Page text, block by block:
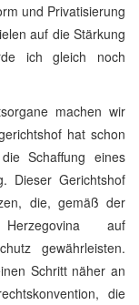
und Privatisierung
auf die Stärkung
ich gleich noch
machen wir
hat schon
Schaffung eines
Dieser Gerichtshof
die, gemäß der
auf
gewährleisten.
Schritt näher an
die